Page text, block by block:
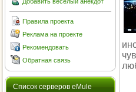
Правила проекта
Реклама на проекте
Рекомендовать
Обратная связь
Cписок серверов eMule